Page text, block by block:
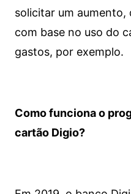
solicitar um aumento,
com base no uso do
gastos, por exemplo.
Como funciona o
cartão Digio?